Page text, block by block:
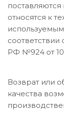
относятся к
РФ №924 от
Возврат или
качества